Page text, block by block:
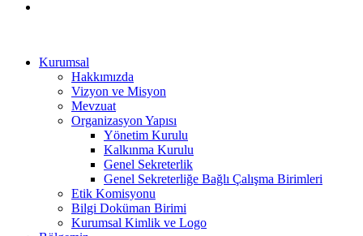
Kurumsal
Hakkımızda
Vizyon ve Misyon
Mevzuat
Organizasyon Yapısı
Yönetim Kurulu
Kalkınma Kurulu
Genel Sekreterlik
Genel Sekreterliğe Bağlı Çalışma Birimleri
Etik Komisyonu
Bilgi Doküman Birimi
Kurumsal Kimlik ve Logo